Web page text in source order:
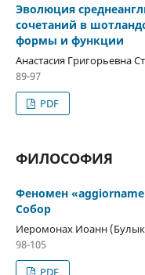
Эволюция
сочетаний в
формы и функции
Анастасия Григорьевна
89-97
PDF
ФИЛОСОФИЯ
Феномен
Собор
Иеромонах Иоанн
98-105
PDF